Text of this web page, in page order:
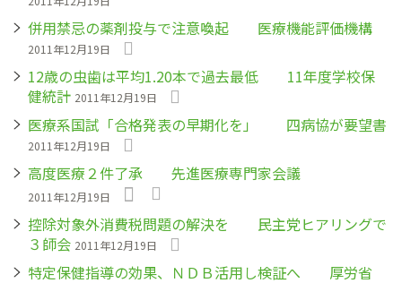
併用禁忌の薬剤投与で注意喚起 医療機能評価機構
2011年12月19日
12歳の虫歯は平均1.20本で過去最低 11年度学校保
健統計 2011年12月19日
医療系国試「合格発表の早期化を」 四病協が要望書
2011年12月19日
高度医療２件了承 先進医療専門家会議
2011年12月19日
控除対象外消費税問題の解決を 民主党ヒアリングで
３師会 2011年12月19日
特定保健指導の効果、ＮＤＢ活用し検証へ 厚労省